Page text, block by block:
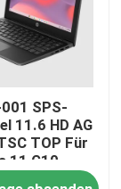
SPS-
11.6 HD AG
TOP Für
11 G10